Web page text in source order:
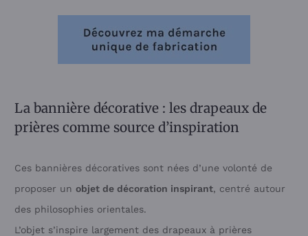
La bannière décorative : les drapeaux de
prières comme source d’inspiration
Ces bannières décoratives sont nées d’une volonté de
proposer un objet de décoration inspirant, centré autour
des philosophies orientales.
L’objet s’inspire largement des drapeaux à prières